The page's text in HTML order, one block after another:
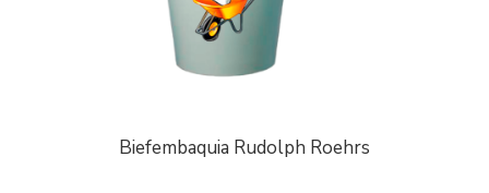
Biefembaquia Rudolph Roehrs